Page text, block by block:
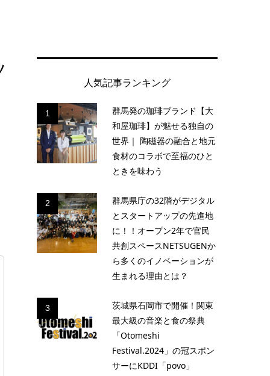
人気記事ランキング
1
群馬発の珈琲ブランド【大
和屋珈琲】が魅せる独自の
世界｜ 陶磁器の融合と地元
食材のコラボで至福のひと
ときを味わう
2
群馬県庁の32階がデジタル
とスタートアップの先進地
に！！オープン2年で官民
共創スペースNETSUGENか
ら多くのイノベーションが
生まれる理由とは？
3
茨城県石岡市で開催！関東
最大級の音楽と食の祭典
「Otomeshi
Festival.2024」の冠スポン
サーにKDDI「povo」